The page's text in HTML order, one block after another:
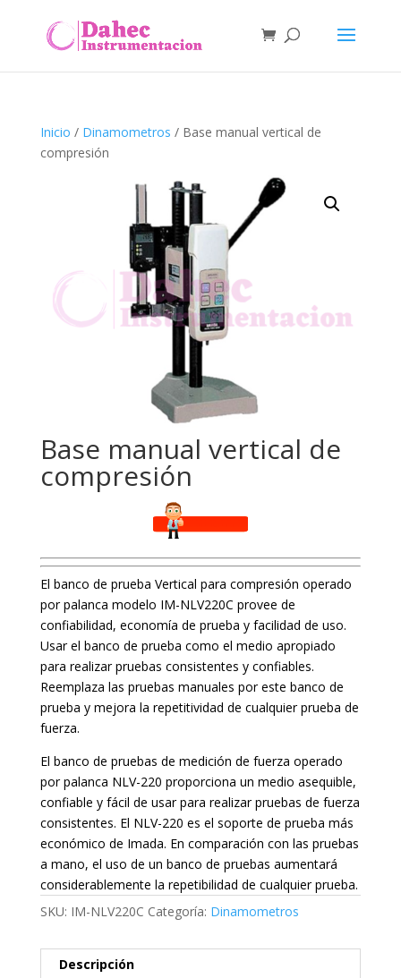
Inicio / Dinamometros / Base manual vertical de
compresión
Base manual vertical de
compresión
El banco de prueba Vertical para compresión operado
por palanca modelo IM-NLV220C provee de
confiabilidad, economía de prueba y facilidad de uso.
Usar el banco de prueba como el medio apropiado
para realizar pruebas consistentes y confiables.
Reemplaza las pruebas manuales por este banco de
prueba y mejora la repetitividad de cualquier prueba de
fuerza.
El banco de pruebas de medición de fuerza operado
por palanca NLV-220 proporciona un medio asequible,
confiable y fácil de usar para realizar pruebas de fuerza
consistentes. El NLV-220 es el soporte de prueba más
económico de Imada. En comparación con las pruebas
a mano, el uso de un banco de pruebas aumentará
considerablemente la repetibilidad de cualquier prueba.
SKU: IM-NLV220C Categoría: Dinamometros
Descripción